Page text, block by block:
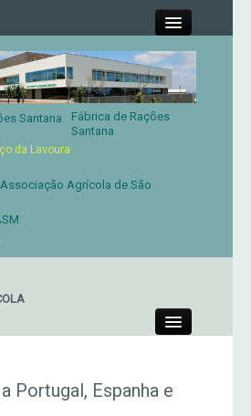
Contactos
Serviços
Concursos Micaelenses
Fábrica de Rações
Santana
da Lavoura
Portugal, Espanha e